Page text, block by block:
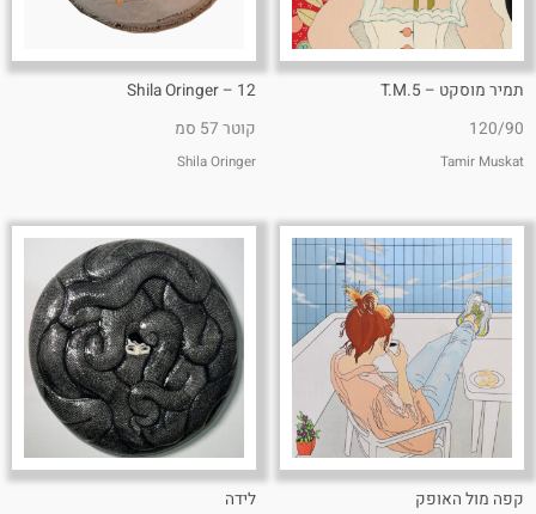
תמיר מוסקט – T.M.5
120/90
Tamir Muskat
12 – Shila Oringer
קוטר 57 סמ
Shila Oringer
קפה מול האופק
לידה